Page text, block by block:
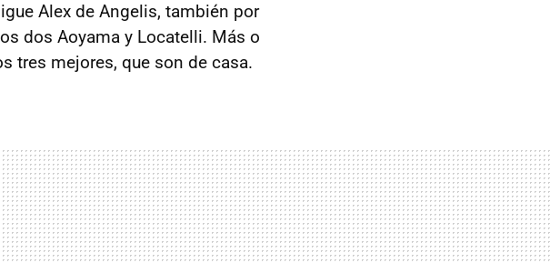
Alex de Angelis, también por
dos Aoyama y Locatelli. Más o
tres mejores, que son de casa.